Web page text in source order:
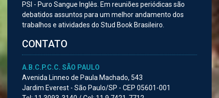
PSI - Puro Sangue Inglês. Em reuniões periódicas são
debatidos assuntos para um melhor andamento dos
trabalhos e atividades do Stud Book Brasileiro.
CONTATO
A.B.C.P.C.C. SÃO PAULO
Avenida Linneo de Paula Machado, 543
Jardim Everest - São Paulo/SP - CEP 05601-001